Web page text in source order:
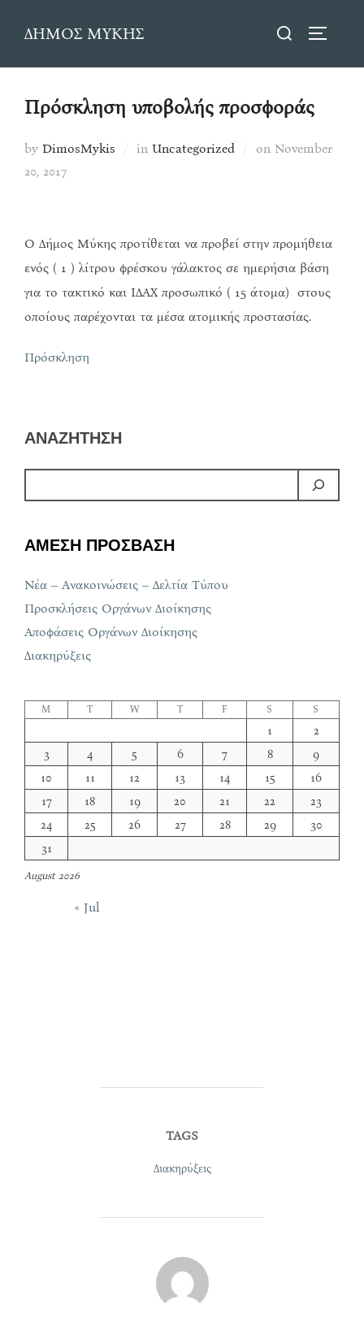
ΔΗΜΟΣ ΜΥΚΗΣ
Search
Πρόσκληση υποβολής προσφοράς
by DimosMykis in Uncategorized on Posted
November
20, 2017
Ο Δήμος Μύκης προτίθεται να προβεί στην προμήθεια
ενός ( 1 ) λίτρου φρέσκου γάλακτος σε ημερήσια βάση
για το τακτικό και ΙΔΑΧ προσωπικό ( 15 άτομα) στους
οποίους παρέχονται τα μέσα ατομικής προστασίας.
Πρόσκληση
ΑΝΑΖΗΤΗΣΗ
ΑΜΕΣΗ ΠΡΟΣΒΑΣΗ
Νέα – Ανακοινώσεις – Δελτία Τύπου
Προσκλήσεις Οργάνων Διοίκησης
Αποφάσεις Οργάνων Διοίκησης
Διακηρύξεις
August 2026
M T W T F S S
1
2
3
4 5 6 7 8
9
10
11 12 13 14 15
16
17
18 19 20 21 22
23
24
25 26 27 28 29
30
31
« Jul
TAGS
Διακηρύξεις
POST AUTHOR